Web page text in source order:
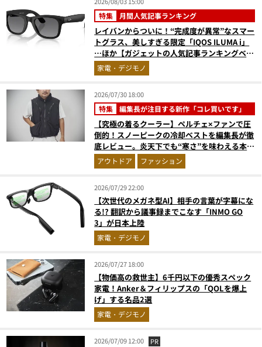
特集 月間人気記事ランキング
レイバンからついに！“完成度が異常”なスマー
トグラス、美しすぎる限定「IQOS ILUMA i」
…ほか【ガジェットの人気記事ランキングベス
ト3】（2026年6月版）
家電・デジモノ
2026/07/30 18:00
特集 編集長が注目する新作「コレ買いです」
【究極の着るクーラー】ペルチェ×ファンで圧
倒的！スノーピークの冷却ベストを編集長が徹
底レビュー。炎天下でも“寒さ”を味わえる本気
のギア『コレ買いです』Vol.172
アウトドア ファッション
2026/07/29 22:00
【次世代のメガネ型AI】相手の言葉が字幕にな
る!? 翻訳から議事録までこなす「INMO GO
3」が日本上陸
家電・デジモノ
2026/07/27 18:00
【物価高の救世主】6千円以下の優秀スペック
家電！Anker＆フィリップスの「QOLを爆上
げ」する名品2選
家電・デジモノ
2026/07/09 12:00 PR